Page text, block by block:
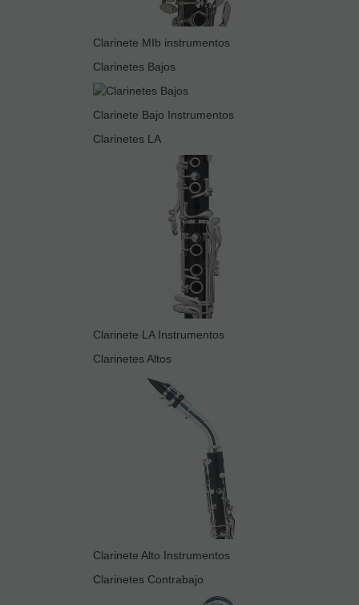
Clarinete MIb instrumentos
Clarinetes Bajos
Clarinete Bajo Instrumentos
Clarinetes LA
Clarinete LA Instrumentos
Clarinetes Altos
Clarinete Alto Instrumentos
Clarinetes Contrabajo